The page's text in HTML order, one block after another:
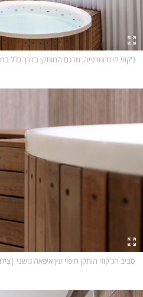
ג'קוזי הידרותרפיה, מדגם המותקן בדרך כלל
סביב הג'קוזי הותקן חיפוי עץ איפאה גושני |